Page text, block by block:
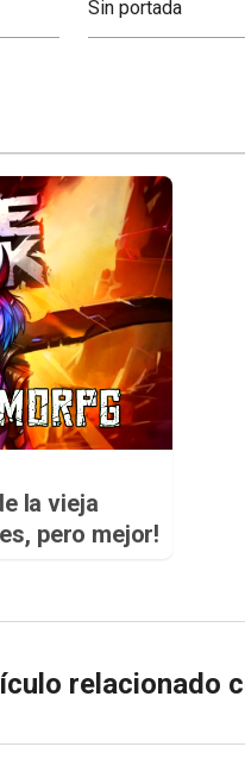
la vieja
pero mejor!
relacionado